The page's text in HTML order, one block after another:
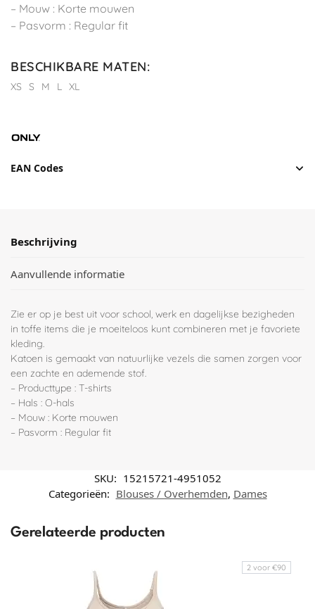
– Mouw : Korte mouwen
– Pasvorm : Regular fit
BESCHIKBARE MATEN:
XS S M L XL
EAN Codes
Beschrijving
Aanvullende informatie
Zie er op je best uit voor school, werk en dagelijkse bezigheden
in toffe items die je moeiteloos kunt combineren met je favoriete
kleding.
Katoen is gemaakt van natuurlijke vezels die samen zorgen voor
een zachte en ademende stof.
– Producttype : T-shirts
– Hals : O-hals
– Mouw : Korte mouwen
– Pasvorm : Regular fit
SKU: 15215721-4951052
Categorieën: Blouses / Overhemden, Dames
Gerelateerde producten
2 voor €90